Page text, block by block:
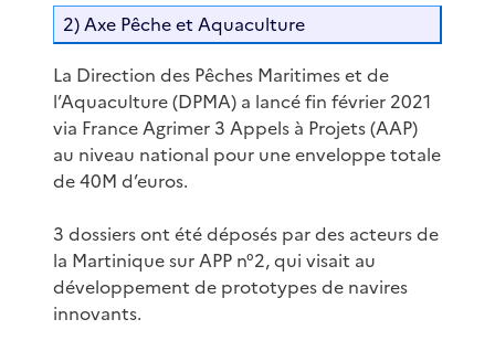
2) Axe Pêche et Aquaculture
La Direction des Pêches Maritimes et de
l’Aquaculture (DPMA) a lancé fin février 2021
via France Agrimer 3 Appels à Projets (AAP)
au niveau national pour une enveloppe totale
de 40M d’euros.
3 dossiers ont été déposés par des acteurs de
la Martinique sur APP n°2, qui visait au
développement de prototypes de navires
innovants.